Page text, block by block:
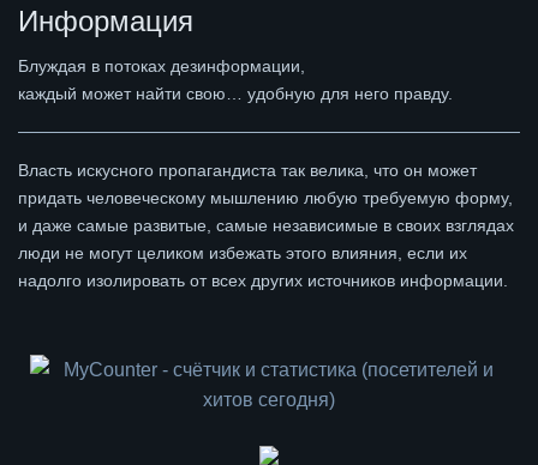
Информация
Блуждая в потоках дезинформации,
каждый может найти свою… удобную для него правду.
Власть искусного пропагандиста так велика, что он может
придать человеческому мышлению любую требуемую форму,
и даже самые развитые, самые независимые в своих взглядах
люди не могут целиком избежать этого влияния, если их
надолго изолировать от всех других источников информации.